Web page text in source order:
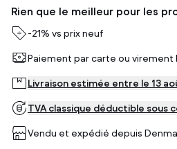
Rien que le meilleur pour les
-21% vs prix neuf
Paiement par carte ou virement
Livraison estimée entre le 13
TVA classique déductible sous
Vendu et expédié depuis